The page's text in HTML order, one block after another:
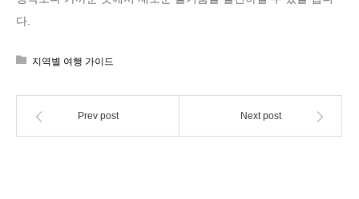
다.
지역별 여행 가이드
Prev post Next post